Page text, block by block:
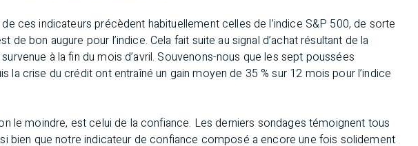
ces indicateurs précèdent habituellement celles de l’indice S&P 500, de sorte
de bon augure pour l’indice. Cela fait suite au signal d’achat résultant de la
à la fin du mois d’avril. Souvenons-nous que les sept poussées
la crise du crédit ont entraîné un gain moyen de 35 % sur 12 mois pour l’indice
le moindre, est celui de la confiance. Les derniers sondages témoignent tous
bien que notre indicateur de confiance composé a encore une fois solidement